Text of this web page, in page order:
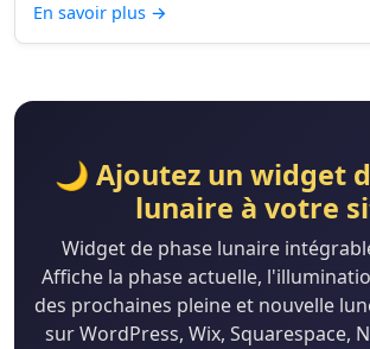
En savoir plus →
🌙 Ajoutez un widget
lunaire à votre
Widget de phase lunaire
Affiche la phase actuelle,
des prochaines pleine et nouvelle
sur WordPress, Wix, Squarespace,